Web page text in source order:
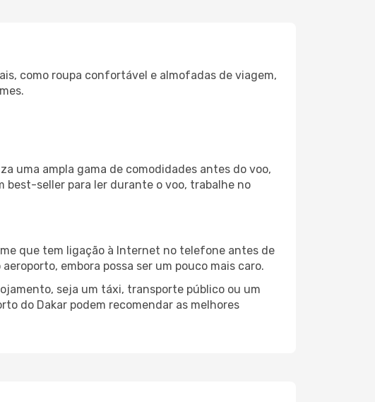
como roupa confortável e almofadas de viagem,
uma ampla gama de comodidades antes do voo,
best-seller para ler durante o voo, trabalhe no
que tem ligação à Internet no telefone antes de
embora possa ser um pouco mais caro.
seja um táxi, transporte público ou um
do Dakar podem recomendar as melhores